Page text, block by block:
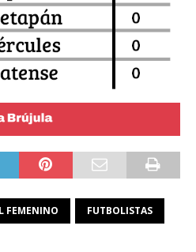
FEMENINO FUTBOLISTAS